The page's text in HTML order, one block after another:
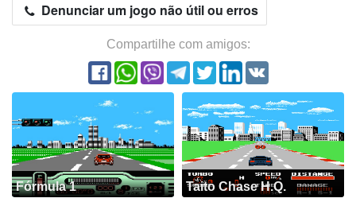
Denunciar um jogo não útil ou erros
Compartilhe com amigos:
Fórmula 1 Taito Chase H.Q.